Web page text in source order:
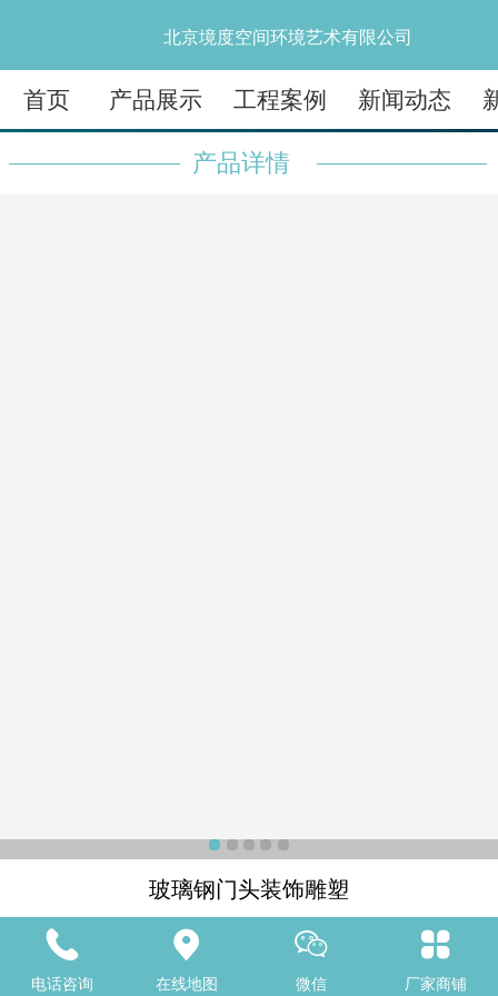
北京境度空间环境艺术有限公司
首页 产品展示 工程案例 新闻动态
产品详情
玻璃钢门头装饰雕塑
电话咨询 在线地图 微信 厂家商铺